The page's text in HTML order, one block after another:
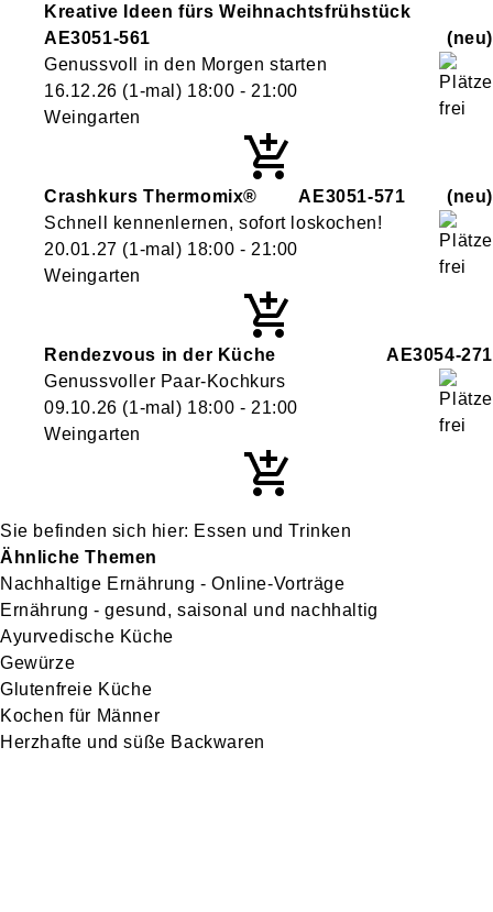
Kreative Ideen fürs Weihnachtsfrühstück
AE3051-561
neu
Genussvoll in den Morgen starten
16.12.26 (1-mal) 18:00 - 21:00
Weingarten
Crashkurs Thermomix® AE3051-571
neu
Schnell kennenlernen, sofort loskochen!
20.01.27 (1-mal) 18:00 - 21:00
Weingarten
Rendezvous in der Küche
AE3054-271
Genussvoller Paar-Kochkurs
09.10.26 (1-mal) 18:00 - 21:00
Weingarten
Essen und Trinken
Ähnliche Themen
Nachhaltige Ernährung - Online-Vorträge
Ernährung - gesund, saisonal und nachhaltig
Ayurvedische Küche
Gewürze
Glutenfreie Küche
Kochen für Männer
Herzhafte und süße Backwaren